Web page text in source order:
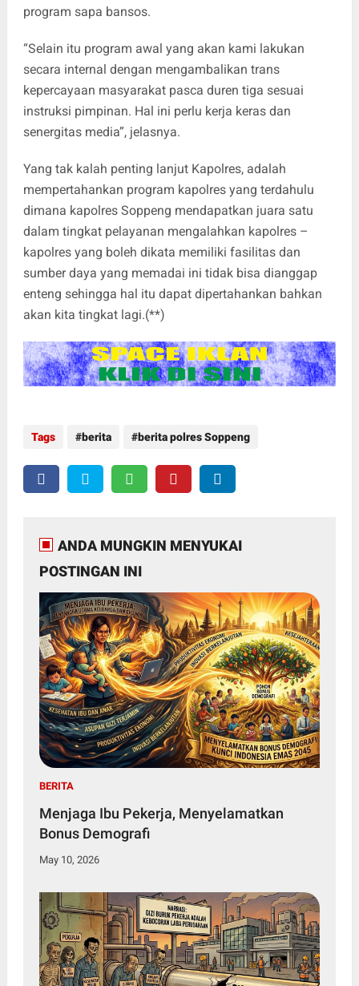
program sapa bansos.
“Selain itu program awal yang akan kami lakukan
secara internal dengan mengambalikan trans
kepercayaan masyarakat pasca duren tiga sesuai
instruksi pimpinan. Hal ini perlu kerja keras dan
senergitas media”, jelasnya.
Yang tak kalah penting lanjut Kapolres, adalah
mempertahankan program kapolres yang terdahulu
dimana kapolres Soppeng mendapatkan juara satu
dalam tingkat pelayanan mengalahkan kapolres –
kapolres yang boleh dikata memiliki fasilitas dan
sumber daya yang memadai ini tidak bisa dianggap
enteng sehingga hal itu dapat dipertahankan bahkan
akan kita tingkat lagi.(**)
Tags berita berita polres Soppeng
ANDA MUNGKIN MENYUKAI
POSTINGAN INI
BERITA
Menjaga Ibu Pekerja, Menyelamatkan
Bonus Demografi
May 10, 2026